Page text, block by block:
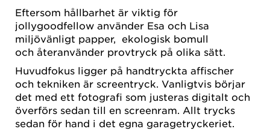
Eftersom hållbarhet är viktig för
jollygoodfellow använder Esa och Lisa
miljövänligt papper, ekologisk bomull
och återanvänder provtryck på olika sätt.
Huvudfokus ligger på handtryckta affischer
och tekniken är screentryck. Vanligtvis börjar
det med ett fotografi som justeras digitalt och
överförs sedan till en screenram. Allt trycks
sedan för hand i det egna garagetryckeriet.